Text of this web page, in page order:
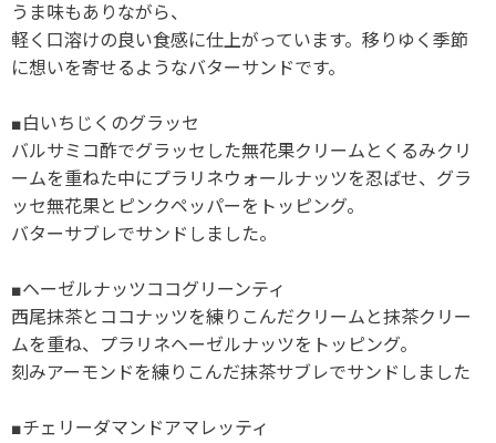
うま味もありながら、
軽く口溶けの良い食感に仕上がっています。移りゆく季節
に想いを寄せるようなバターサンドです。
■白いちじくのグラッセ
バルサミコ酢でグラッセした無花果クリームとくるみクリ
ームを重ねた中にプラリネウォールナッツを忍ばせ、グラ
ッセ無花果とピンクペッパーをトッピング。
バターサブレでサンドしました。
■ヘーゼルナッツココグリーンティ
西尾抹茶とココナッツを練りこんだクリームと抹茶クリー
ムを重ね、プラリネヘーゼルナッツをトッピング。
刻みアーモンドを練りこんだ抹茶サブレでサンドしました
■チェリーダマンドアマレッティ